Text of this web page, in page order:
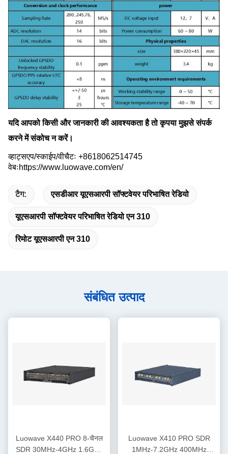
यदि आपको किसी और जानकारी की आवश्यकता है तो कृपया मुझसे संपर्क
करने में संकोच न करें।
व्हाट्सएप/स्काईप/वीचैटः +8618062514745
वेबःhttps://www.luowave.com/en/
टैग: एसडीआर यूएसआरपी सॉफ्टवेयर परिभाषित रेडियो
यूएसआरपी सॉफ्टवेयर परिभाषित रेडियो एन 310
रिमोट यूएसआरपी एन 310
संबंधित उत्पाद
Luowave X440 PRO 8-चैनल
SDR 30MHz-4GHz 1.6GHz
Luowave X410 PRO SDR
1MHz-7.2GHz 400MHz